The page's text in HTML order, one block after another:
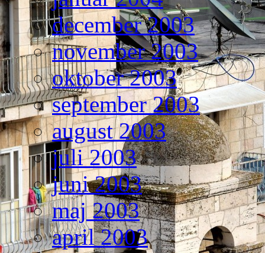
december 2003
november 2003
oktober 2003
september 2003
august 2003
juli 2003
juni 2003
maj 2003
april 2003